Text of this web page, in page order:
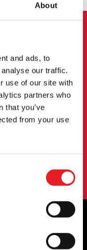
About
and ads, to
our traffic.
use of our site with
partners who
that you’ve
from your use
Produkte,
zu werden.